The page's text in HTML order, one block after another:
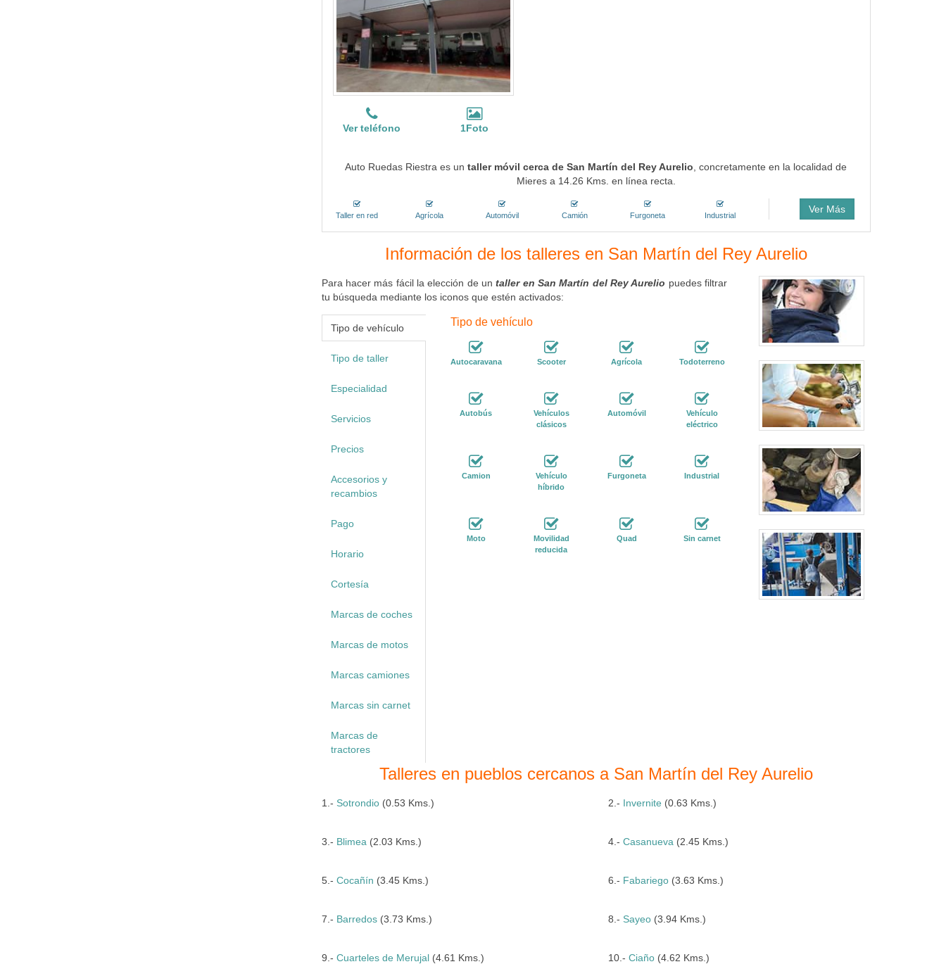
Ver teléfono 1Foto
Auto Ruedas Riestra es untaller móvil cerca de San Martín del Rey Aurelio , concretamente en la localidad de
Mieres a 14.26 Kms. en línea recta.
Taller en red Agrícola Automóvil Camión Furgoneta Industrial
Ver Más
Información de los talleres en San Martín del Rey Aurelio
Para hacer más fácil la elección de untaller en San Martín del Rey Aurelio puedes filtrar
tu búsqueda mediante los iconos que estén activados:
Tipo de vehículo
Tipo de taller
Especialidad
Servicios
Precios
Accesorios y
recambios
Pago
Horario
Cortesía
Marcas de coches
Marcas de motos
Marcas camiones
Marcas sin carnet
Marcas de
tractores
Tipo de vehículo
Autocaravana Scooter Agrícola Todoterreno
Autobús
Vehículos
clásicos
Automóvil
Vehículo
eléctrico
Camion
Vehículo
híbrido
Furgoneta Industrial
Moto
Movilidad
reducida
Quad Sin carnet
Talleres en pueblos cercanos a San Martín del Rey Aurelio
1.- Sotrondio(0.53 Kms.) 2.- Invernite (0.63 Kms.)
3.- Blimea (2.03 Kms.) 4.-Casanueva (2.45 Kms.)
5.- Cocañín (3.45 Kms.) 6.- Fabariego (3.63 Kms.)
7.- Barredos(3.73 Kms.) 8.- Sayeo (3.94 Kms.)
9.- Cuarteles de Merujal(4.61 Kms.) 10.-Ciaño (4.62 Kms.)